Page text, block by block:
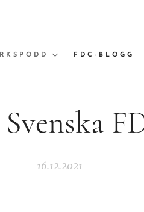
FDC-BLOGG
16.12.2021